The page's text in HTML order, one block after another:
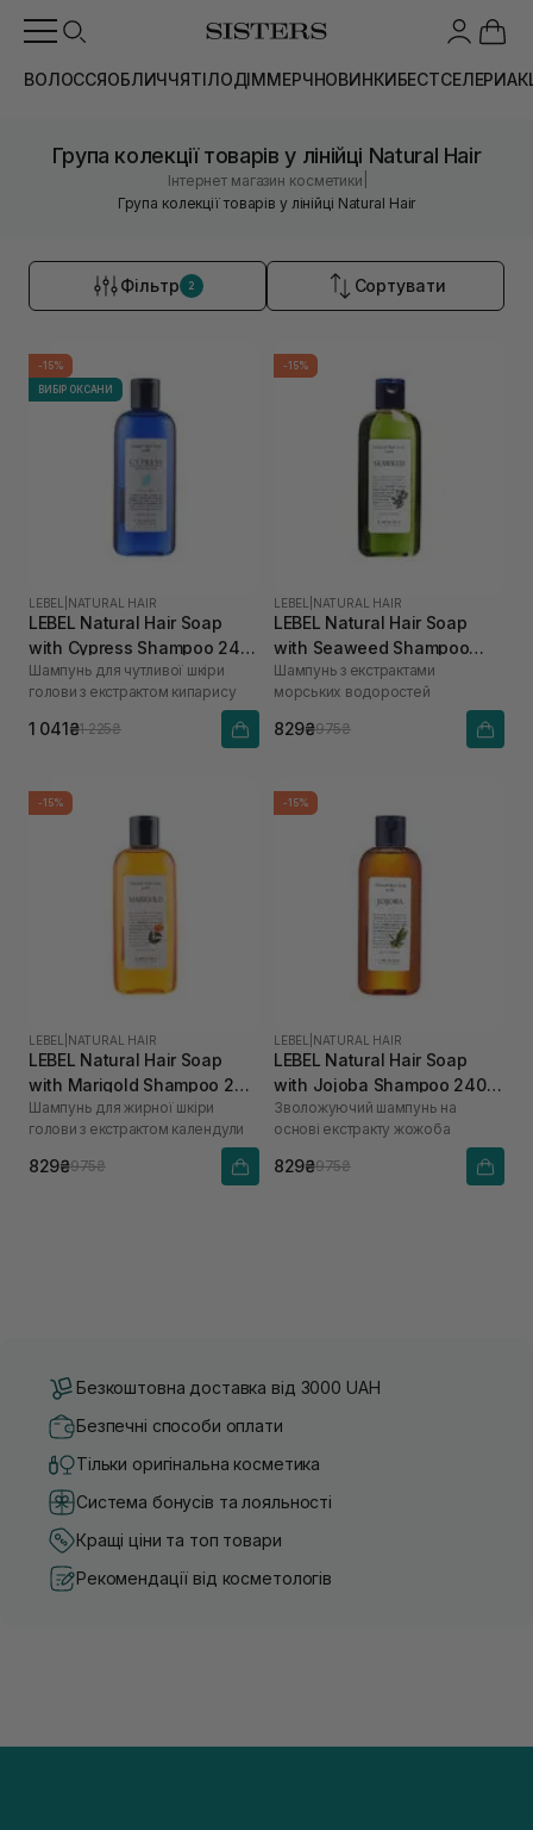
ВОЛОССЯОБЛИЧЧЯТІЛОДІММЕРЧНОВИНКИБЕСТСЕЛЕРИ
Група колекції товарів у лінійці Natural Hair
Інтернет магазин косметики
Група колекції товарів у лінійці Natural Hair
Фільтр 2 Сортувати
-15%
ВИБІР ОКСАНИ
LEBEL NATURAL HAIR
LEBEL Natural Hair Soap
with Cypress Shampoo 240
мл
Шампунь для чутливої шкіри
голови з екстрактом кипарису
1 041₴1 225₴
-15%
LEBEL NATURAL HAIR
LEBEL Natural Hair Soap
with Seaweed Shampoo
240 мл
Шампунь з екстрактами
морських водоростей
829₴975₴
-15%
LEBEL NATURAL HAIR
LEBEL Natural Hair Soap
with Marigold Shampoo 240
мл
Шампунь для жирної шкіри
голови з екстрактом календули
829₴975₴
-15%
LEBEL NATURAL HAIR
LEBEL Natural Hair Soap
with Jojoba Shampoo 240
мл
Зволожуючий шампунь на
основі екстракту жожоба
829₴975₴
Безкоштовна доставка від 3000 UAH
Безпечні способи оплати
Тільки оригінальна косметика
Система бонусів та лояльності
Кращі ціни та топ товари
Рекомендації від косметологів